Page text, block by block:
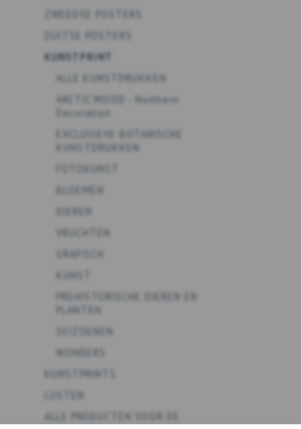
ZWEEDSE POSTERS
KUNSTPRINT
ALLE KUNSTDRUKKEN
ARCTIC MOOD - Northern
Decoration
EXCLUSIEVE BOTANISCHE
KUNSTDRUKKEN
FOTOKUNST
BLOEMEN
DIEREN
VRUCHTEN
GRAFISCH
KUNST
PREHISTORISCHE DIEREN EN
PLANTEN
SEIZOENEN
WONDERS
KUNSTPRINTS
LIJSTEN
ALLE PRODUCTEN VOOR DE